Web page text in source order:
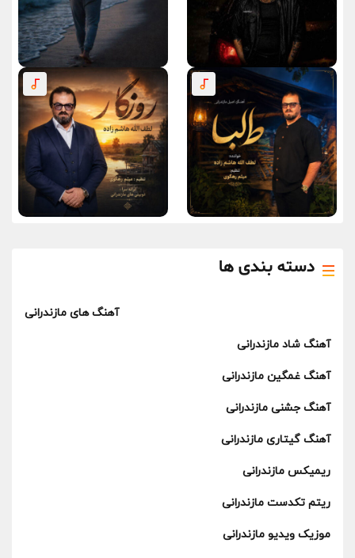
دسته بندی ها
آهنگ های مازندرانی
آهنگ شاد مازندرانی
آهنگ غمگین مازندرانی
آهنگ جشنی مازندرانی
آهنگ گیتاری مازندرانی
ریمیکس مازندرانی
ریتم تکدست مازندرانی
موزیک ویدیو مازندرانی